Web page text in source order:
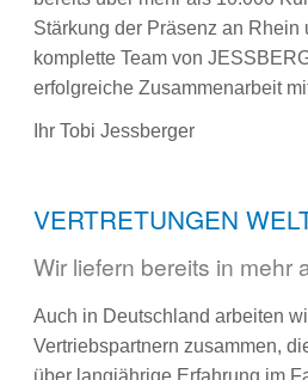
Stärkung der Präsenz an
komplette Team von
erfolgreiche Zusammenarbeit
Ihr Tobi Jessberger
VERTRETUNGEN
Wir liefern bereits in mehr
Auch in Deutschland arbeiten
Vertriebspartnern zusammen,
über langjährige Erfahrung im